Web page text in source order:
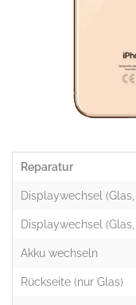
Reparatur
Displaywechsel
Displaywechsel
Akku wechseln
Rückseite (nur Glas)